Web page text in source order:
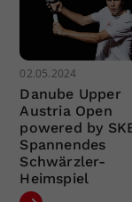
02.05.2024
Danube Upper
Austria Open
powered by
Spannendes
Schwärzler-
Heimspiel